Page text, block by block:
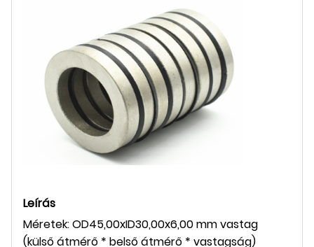
Leírás
Méretek: OD45,00xID30,00x6,00 mm vastag
(külső átmérő * belső átmérő * vastagság)